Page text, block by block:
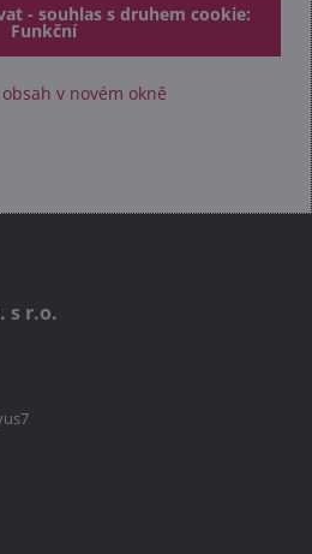
- souhlas s druhem cookie:
Funkční
v novém okně
s r​.o​.